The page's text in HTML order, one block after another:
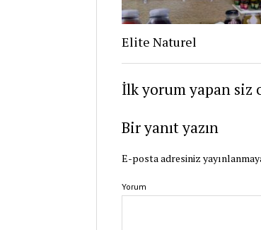
Elite Naturel
İlk yorum yapan siz
Bir yanıt yazın
E-posta adresiniz
Yorum